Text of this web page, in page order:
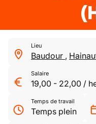
Lieu
Baudour ,
Salaire
19,00 - 22,00 /
Temps de travail
Temps plein